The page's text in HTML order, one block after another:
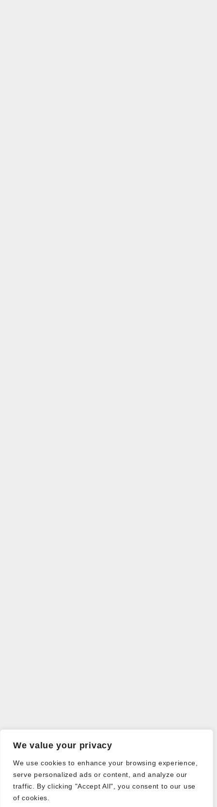
We value your privacy
We use cookies to enhance your browsing experience,
serve personalized ads or content, and analyze our
traffic. By clicking "Accept All", you consent to our use
of cookies.